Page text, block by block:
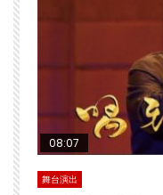
Watch Later
08:07
舞台演出